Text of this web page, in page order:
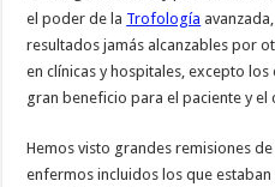
el poder de la Trofología
resultados jamás alcanzables por
en clínicas y hospitales, excepto los
gran beneficio para el paciente y
Hemos visto grandes remisiones
enfermos incluidos los que